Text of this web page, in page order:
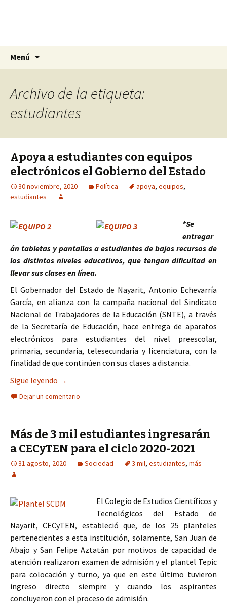
La Yunta de Tepic
La nueva opción en información
Menú
Archivo de la etiqueta:
estudiantes
Apoya a estudiantes con equipos
electrónicos el Gobierno del Estado
30 noviembre, 2020 Política apoya, equipos,
estudiantes
*Se
entregar
án tabletas y pantallas a estudiantes de bajos recursos de
los distintos niveles educativos, que tengan dificultad en
llevar sus clases en línea.
El Gobernador del Estado de Nayarit, Antonio Echevarría
García, en alianza con la campaña nacional del Sindicato
Nacional de Trabajadores de la Educación (SNTE), a través
de la Secretaría de Educación, hace entrega de aparatos
electrónicos para estudiantes del nivel preescolar,
primaria, secundaria, telesecundaria y licenciatura, con la
finalidad de que continúen con sus clases a distancia.
Sigue leyendo Apoya a estudiantes con equipos electrónicos
→
Dejar un comentario
Más de 3 mil estudiantes ingresarán
a CECyTEN para el ciclo 2020-2021
31 agosto, 2020 Sociedad 3 mil, estudiantes, más
El Colegio de Estudios Científicos y
Tecnológicos del Estado de
Nayarit, CECyTEN, estableció que, de los 25 planteles
pertenecientes a esta institución, solamente, San Juan de
Abajo y San Felipe Aztatán por motivos de capacidad de
atención realizaron examen de admisión y el plantel Tepic
para colocación y turno, ya que en este último tuvieron
ingreso directo siempre y cuando los aspirantes
concluyeron con el proceso de admisión.